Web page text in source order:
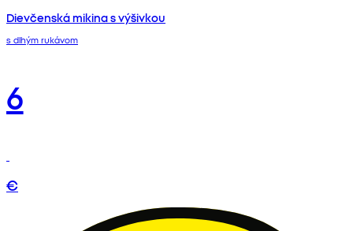
Dievčenská mikina s výšivkou
s dlhým rukávom
6
€